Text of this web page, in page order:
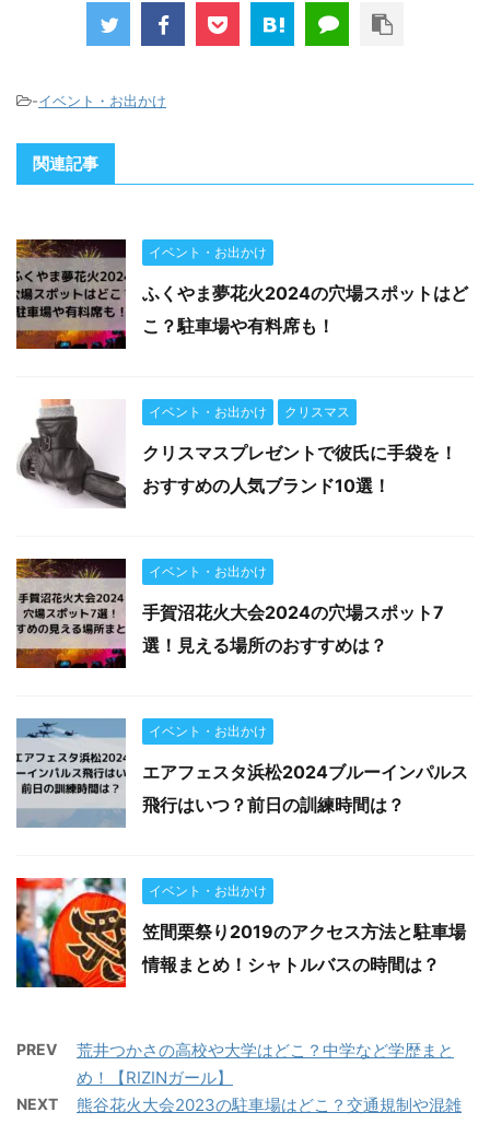
-イベント・お出かけ
関連記事
イベント・お出かけ
ふくやま夢花火2024の穴場スポットはど
こ？駐車場や有料席も！
イベント・お出かけ クリスマス
クリスマスプレゼントで彼氏に手袋を！
おすすめの人気ブランド10選！
イベント・お出かけ
手賀沼花火大会2024の穴場スポット7
選！見える場所のおすすめは？
イベント・お出かけ
エアフェスタ浜松2024ブルーインパルス
飛行はいつ？前日の訓練時間は？
イベント・お出かけ
笠間栗祭り2019のアクセス方法と駐車場
情報まとめ！シャトルバスの時間は？
PREV
荒井つかさの高校や大学はどこ？中学など学歴まと
め！【RIZINガール】
NEXT
熊谷花火大会2023の駐車場はどこ？交通規制や混雑